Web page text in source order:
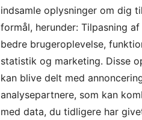
indsamle oplysninger om dig
formål, herunder: Tilpasning
bedre brugeroplevelse,
statistik og marketing. Disse
kan blive delt med
analysepartnere, som kan
med data, du tidligere har